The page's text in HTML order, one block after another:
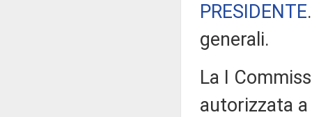
PRESIDENTE
generali.
La I
autorizzata